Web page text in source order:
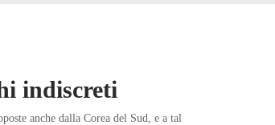
indiscreti
anche dalla Corea del Sud, e a tal